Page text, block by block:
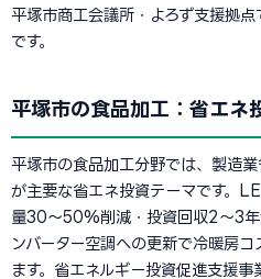
平塚市商工会議所・よろず支援拠
です。
平塚市の食品加工：省エネ
平塚市の食品加工分野では、製造
が主要な省エネ投資テーマです。
量30〜50%削減・投資回収2〜3年
ンバーター空調への更新で冷暖房
ます。省エネルギー投資促進支援